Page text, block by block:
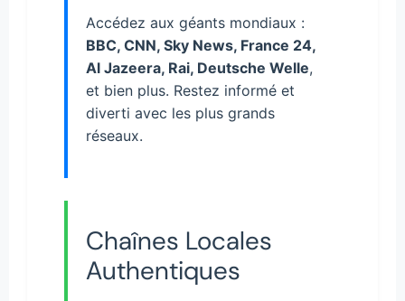
Accédez aux géants mondiaux :
BBC, CNN, Sky News, France 24,
Al Jazeera, Rai, Deutsche Welle,
et bien plus. Restez informé et
diverti avec les plus grands
réseaux.
Chaînes Locales
Authentiques